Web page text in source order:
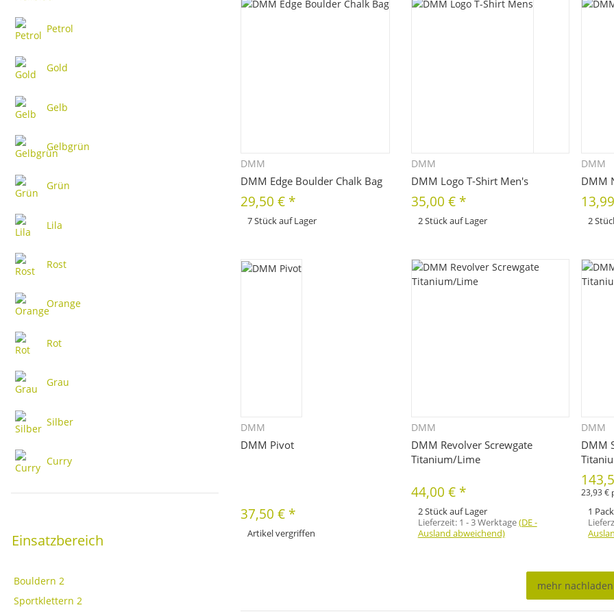
DMM
DMM Edge Boulder Chalk Bag
29,50 € *
7 Stück auf Lager
DMM
DMM Logo T-Shirt Men's
35,00 € *
2 Stück auf Lager
DMM
DMM
2
DMM
DMM Pivot
37,50 € *
Artikel vergriffen
DMM
DMM Revolver Screwgate
Titanium/Lime
44,00 € *
2 Stück auf Lager
Lieferzeit: 1 - 3 Werktage(DE -
Ausland abweichend)
DMM
DMM
23,93 €
1
mehr nachladen
Petrol
Gold
Gelb
Gelbgrün
Grün
Lila
Rost
Orange
Rot
Grau
Silber
Curry
Einsatzbereich
Bouldern 2
Sportklettern 2